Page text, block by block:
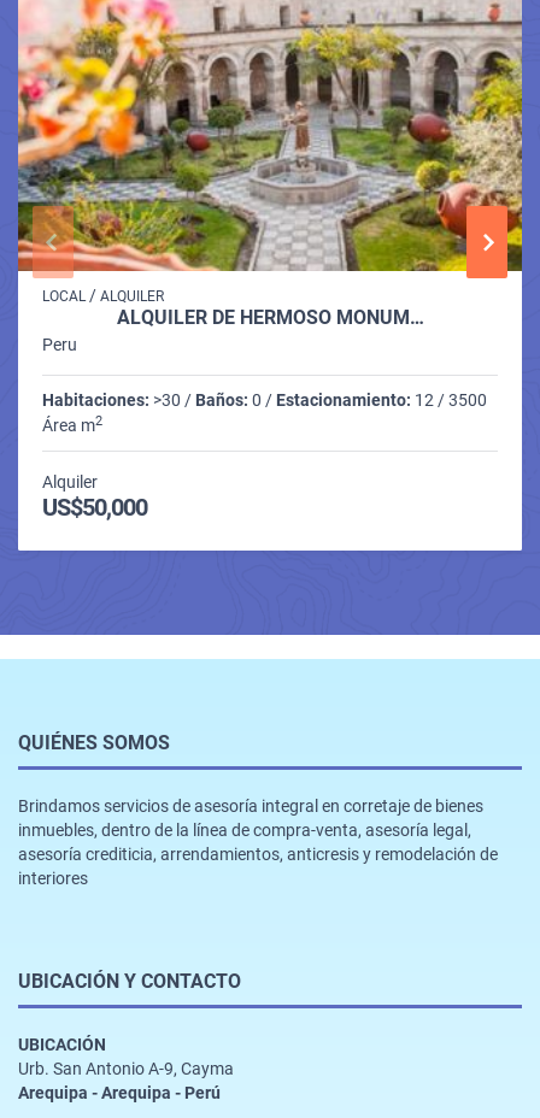
LOCAL / ALQUILER
ALQUILER DE HERMOSO MONUM…
Peru
Habitaciones: >30 / Baños: 0 / Estacionamiento: 12 / 3500
Área m2
Alquiler
US$50,000
QUIÉNES SOMOS
Brindamos servicios de asesoría integral en corretaje de bienes
inmuebles, dentro de la línea de compra-venta, asesoría legal,
asesoría crediticia, arrendamientos, anticresis y remodelación de
interiores
UBICACIÓN Y CONTACTO
UBICACIÓN
Urb. San Antonio A-9, Cayma
Arequipa - Arequipa - Perú